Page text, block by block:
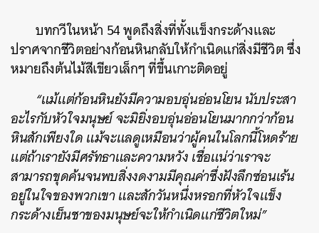
บทกวีในหน้า 54 พูดถึงสิ่งที่ทั้งแข็งกระด้างและ
ปราศจากชีวิตอย่างก้อนหินกลับให้กำเนิดแก่สิ่งมีชีวิต ซึ่ง
หมายถึงต้นไม้สีเขียวเล็กๆ ที่ขึ้นเกาะติดอยู่
“แม้แต่ก้อนหินยังมีความอบอุ่นอ่อนโยน นับประสา
อะไรกับหัวใจมนุษย์ จะมิยิ่งอบอุ่นอ่อนโยนมากกว่าก้อน
หินสักเพียงใด แม้จะแลดูเหมือนว่าผู้คนในโลกนี้โหดร้าย
แต่ถ้าเรายังมีศรัทธาและความหวัง เชื่อแน่ว่าเราจะ
สามารถขุดค้นจนพบสิ่งงดงามมีคุณค่าซึ่งฝังลึกซ่อนเร้น
อยู่ในใจของพวกเขา และสักวันหนึ่งหรอกที่หัวใจแข็ง
กระด้างเย็นชาของมนุษย์จะให้กำเนิดแก่ชีวิตใหม่”